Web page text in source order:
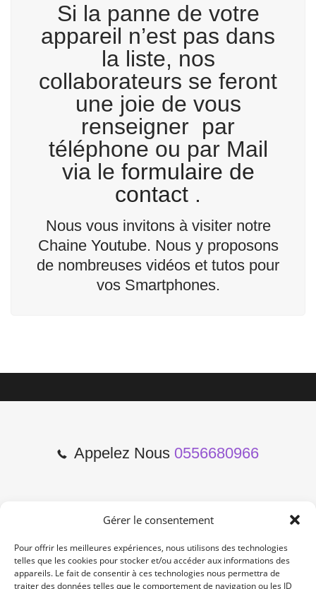
Gérer le consentement
Pour offrir les meilleures expériences, nous utilisons des technologies
telles que les cookies pour stocker et/ou accéder aux informations des
appareils. Le fait de consentir à ces technologies nous permettra de
traiter des données telles que le comportement de navigation ou les ID
Si la panne de votre
appareil n’est pas dans
la liste, nos
collaborateurs se feront
une joie de vous
renseigner par
téléphone ou par Mail
via le formulaire de
contact .
Nous vous invitons à visiter notre
Chaine Youtube. Nous y proposons
de nombreuses vidéos et tutos pour
vos Smartphones.
Appelez Nous 0556680966
2 Cours de l'Yser 33800
Bordeaux
Lun-Samedi: 10:00 -19:00